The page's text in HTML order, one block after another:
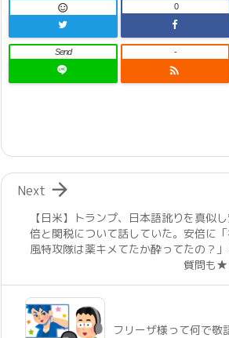
 0
Send

-
【日米】トランプ、日本語訛りを真似
倍と関税について話していた。安倍に
風特攻隊は薬キメてたか酔ってたの？」
質問も★

Next
フリーザ様って何で敬